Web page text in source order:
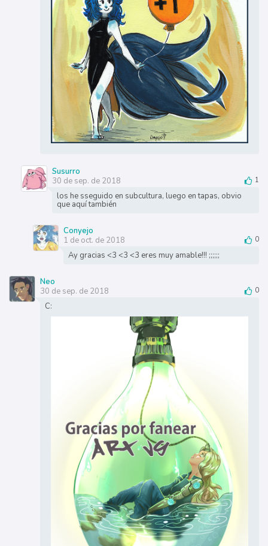
Susurro
30 de sep. de 2018
1
los he sseguido en subcultura, luego en tapas, obvio
que aquí también
Conyejo
1 de oct. de 2018
0
Ay gracias <3 <3 <3 eres muy amable!!! ;;;;;;
Neo
30 de sep. de 2018
0
C: